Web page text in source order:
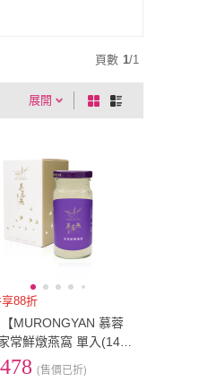
頁數 1/1
展開
棋
盤
列
88折
【MURONGYAN 慕蓉
常鮮燉燕窩 單入(140
/威品嚴選)
(售價已折)